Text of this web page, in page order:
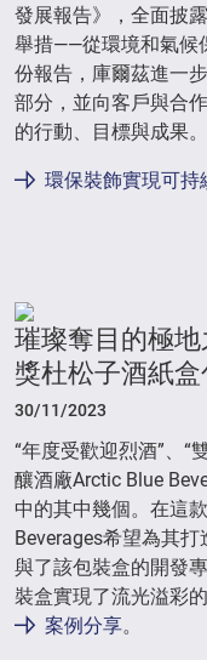
發展報告》，全面披
舉措——從環境和氣候
份報告，庫爾茲進一
部分，並向客戶與合
的行動、目標與成果。
環保裝飾實現可持
璀璨奪目的極
獎杜松子酒紙
30/11/2023
“年度受歡迎烈酒”、“
釀酒廠Arctic Blue
中的其中幾個。在這
Beverages希望為其
與了該包裝盒的開發
裝盒實現了流光溢彩
案例分享。